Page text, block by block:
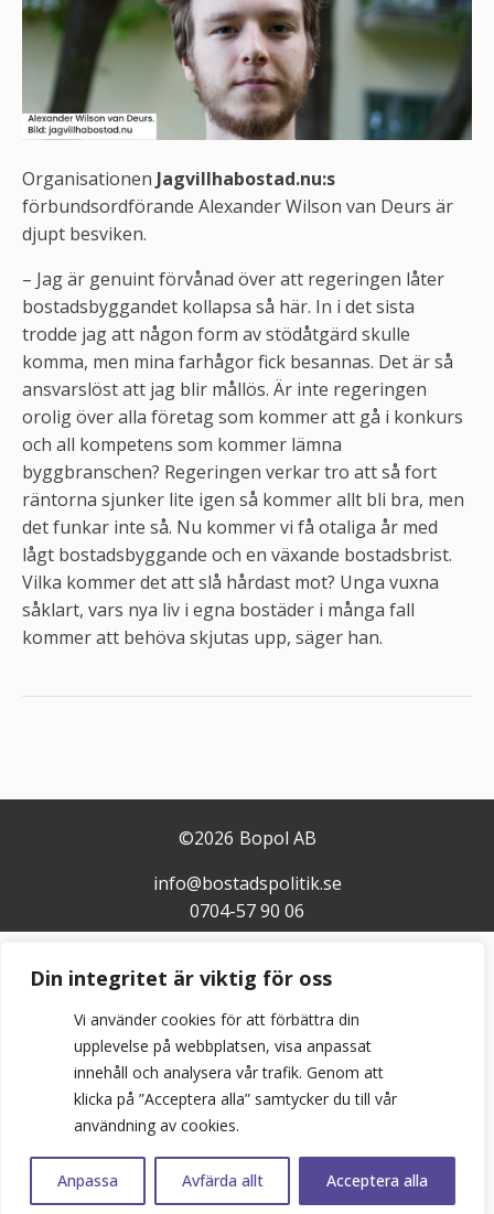
Din integritet är viktig för oss
Vi använder cookies för att förbättra din
upplevelse på webbplatsen, visa anpassat
innehåll och analysera vår trafik. Genom att
klicka på ”Acceptera alla” samtycker du till vår
användning av cookies.
Anpassa Avfärda allt Acceptera alla
Organisationen Jagvillhabostad.nu:s
förbundsordförande Alexander Wilson van Deurs är
djupt besviken.
– Jag är genuint förvånad över att regeringen låter
bostadsbyggandet kollapsa så här. In i det sista
trodde jag att någon form av stödåtgärd skulle
komma, men mina farhågor fick besannas. Det är så
ansvarslöst att jag blir mållös. Är inte regeringen
orolig över alla företag som kommer att gå i konkurs
och all kompetens som kommer lämna
byggbranschen? Regeringen verkar tro att så fort
räntorna sjunker lite igen så kommer allt bli bra, men
det funkar inte så. Nu kommer vi få otaliga år med
lågt bostadsbyggande och en växande bostadsbrist.
Vilka kommer det att slå hårdast mot? Unga vuxna
såklart, vars nya liv i egna bostäder i många fall
kommer att behöva skjutas upp, säger han.
©2026 Bopol AB
info@bostadspolitik.se
0704-57 90 06